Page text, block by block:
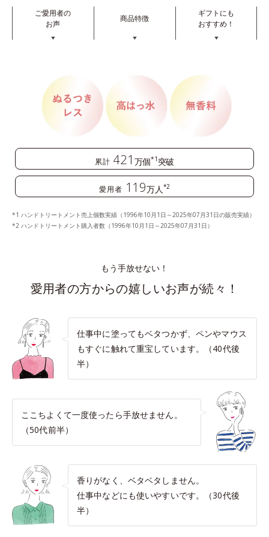
ご愛用者の
お声
▼
商品特徴
▼
ギフトにも
おすすめ！
▼
累計 421 万個*1 突破
愛用者 119万人 *2
ハンドトリートメント売上個数実績（1996年10月1日～2025年07月31日の販売実績）
ハンドトリートメント購入者数（1996年10月1日～2025年07月31日）
もう手放せない！
愛用者の方からの嬉しいお声が続々！
仕事中に塗ってもベタつかず、ペンやマウス
もすぐに触れて重宝しています。（40代後
半）
ここちよくて一度使ったら手放せません。
（50代前半）
香りがなく、ベタベタしません。
仕事中などにも使いやすいです。（30代後
半）